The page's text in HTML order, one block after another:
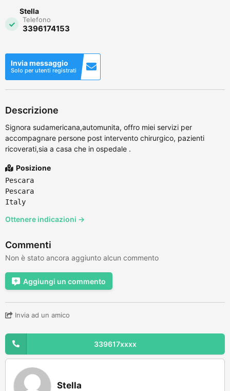
Stella
Telefono
3396174153
Invia messaggio
Solo per utenti registrati
Descrizione
Signora sudamericana,automunita, offro miei servizi per
accompagnare persone post intervento chirurgico, pazienti
ricoverati,sia a casa che in ospedale .
Posizione
Pescara
Pescara
Italy
Ottenere indicazioni →
Commenti
Non è stato ancora aggiunto alcun commento
Aggiungi un commento
Invia ad un amico
339617xxxx
Stella